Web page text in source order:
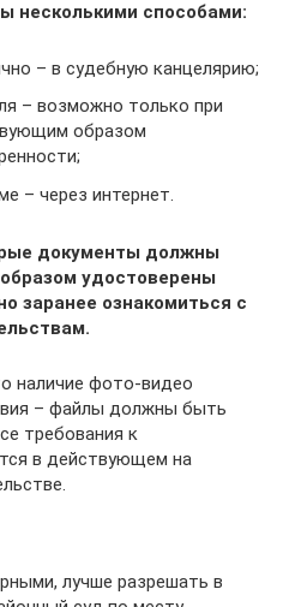
несколькими способами:
– в судебную канцелярию;
– возможно только при
образом
– через интернет.
документы должны
удостоверены
заранее ознакомиться с
наличие фото-видео
– файлы должны быть
требования к
в действующем на
лучше разрешать в